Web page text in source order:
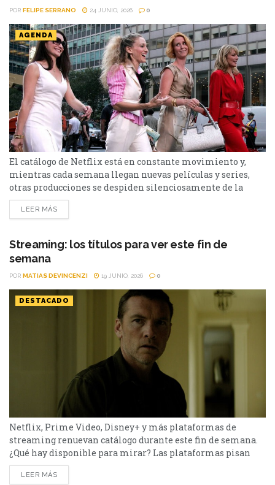
POR FELIPE SERRANO 24 JUNIO, 2026 0
AGENDA
El catálogo de Netflix está en constante movimiento y,
mientras cada semana llegan nuevas películas y series,
otras producciones se despiden silenciosamente de la
plataforma. Esta vez, tres títulos muy diferentes entre sí
abandonarán el servicio en los próximos días: El bosque,
pendientes o pensabas volver a verlas,...
LEER MÁS
Streaming: los títulos para ver este fin de
semana
POR MATIAS DEVINCENZI 19 JUNIO, 2026 0
DESTACADO
Netflix, Prime Video, Disney+ y más plataformas de
streaming renuevan catálogo durante este fin de semana.
¿Qué hay disponible para mirar? Las plataformas pisan
fuerte con una batería de lanzamientos que combinan
producciones locales y adaptaciones ambiciosas.
LEER MÁS